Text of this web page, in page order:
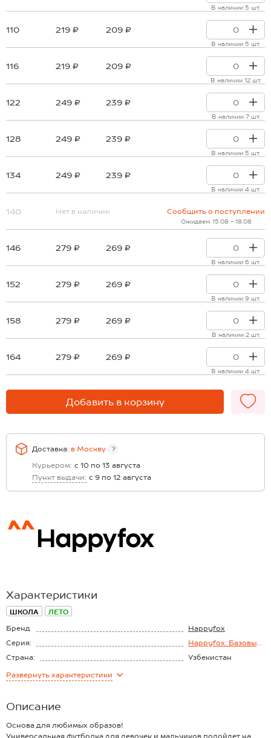
В наличии 5 шт.
110 219 ₽ 209 ₽
В наличии 5 шт.
116 219 ₽ 209 ₽
В наличии 12 шт.
122 249 ₽ 239 ₽
В наличии 7 шт.
128 249 ₽ 239 ₽
В наличии 5 шт.
134 249 ₽ 239 ₽
В наличии 4 шт.
140 Нет в наличии Сообщить о поступлении
Ожидаем 15.08 - 18.08
146 279 ₽ 269 ₽
В наличии 6 шт.
152 279 ₽ 269 ₽
В наличии 9 шт.
158 279 ₽ 269 ₽
В наличии 2 шт.
164 279 ₽ 269 ₽
В наличии 4 шт.
Добавить в корзину
Доставка: в Москву
?
Курьером: с 10 по 13 августа
Пункт выдачи: с 9 по 12 августа
Характеристики
ШКОЛА ЛЕТО
Бренд
Happyfox
Серия:
Happyfox: Базовые
футболки
Страна:
Узбекистан
Состав:
Плотность ткани:
Развернуть характеристики
Описание
Основа для любимых образов!
Универсальная футболка для девочек и мальчиков подойдет на